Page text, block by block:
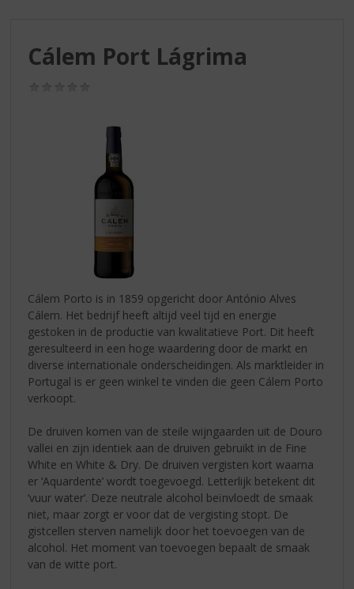
Cálem Port Lágrima
Cálem Porto is in 1859 opgericht door António Alves
Cálem. Het bedrijf heeft altijd veel tijd en energie
gestoken in de productie van kwalitatieve Port. Dit heeft
geresulteerd in een hoge waardering door de markt en
diverse internationale onderscheidingen. Als marktleider in
Portugal is er geen winkel te vinden die geen Cálem Porto
verkoopt.
De druiven komen van de steile wijngaarden uit de Douro
vallei en zijn identiek aan de druiven gebruikt in de Fine
White en White & Dry. De druiven vergisten kort waarna
er ‘Aquardente’ wordt toegevoegd. Letterlijk betekent dit
‘vuur water’. Deze neutrale alcohol beïnvloedt de smaak
niet, maar zorgt er voor dat de vergisting stopt. De
gistcellen sterven namelijk door het toevoegen van de
alcohol. Het moment van toevoegen bepaalt de smaak
van de witte port.